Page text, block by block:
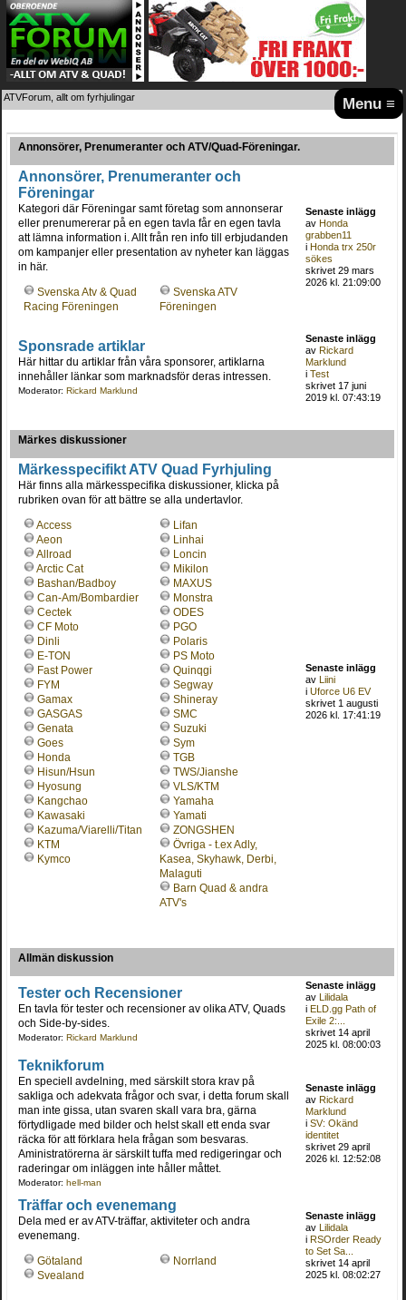
Menu ≡
ATVForum, allt om fyrhjulingar
Annonsörer, Prenumeranter och ATV/Quad-Föreningar.
Annonsörer, Prenumeranter och
Föreningar
Kategori där Föreningar samt företag som annonserar
eller prenumererar på en egen tavla får en egen tavla
att lämna information i. Allt från ren info till erbjudanden
om kampanjer eller presentation av nyheter kan läggas
in här.
Svenska Atv & Quad
Racing Föreningen
Svenska ATV
Föreningen
Senaste inlägg
avHonda
grabben11
iHonda trx 250r
sökes
skrivet 29 mars
2026 kl. 21:09:00
Sponsrade artiklar
Här hittar du artiklar från våra sponsorer, artiklarna
innehåller länkar som marknadsför deras intressen.
Moderator: Rickard Marklund
Senaste inlägg
avRickard
Marklund
iTest
skrivet 17 juni
2019 kl. 07:43:19
Märkes diskussioner
Märkesspecifikt ATV Quad Fyrhjuling
Här finns alla märkesspecifika diskussioner, klicka på
rubriken ovan för att bättre se alla undertavlor.
Access
Aeon
Allroad
Arctic Cat
Bashan/Badboy
Can-Am/Bombardier
Cectek
CF Moto
Dinli
E-TON
Fast Power
FYM
Gamax
GASGAS
Genata
Goes
Honda
Hisun/Hsun
Hyosung
Kangchao
Kawasaki
Kazuma/Viarelli/Titan
KTM
Kymco
Lifan
Linhai
Loncin
Mikilon
MAXUS
Monstra
ODES
PGO
Polaris
PS Moto
Quinqgi
Segway
Shineray
SMC
Suzuki
Sym
TGB
TWS/Jianshe
VLS/KTM
Yamaha
Yamati
ZONGSHEN
Övriga - t.ex Adly,
Kasea, Skyhawk, Derbi,
Malaguti
Barn Quad & andra
ATV's
Senaste inlägg
avLiini
iUforce U6 EV
skrivet 1 augusti
2026 kl. 17:41:19
Allmän diskussion
Tester och Recensioner
En tavla för tester och recensioner av olika ATV, Quads
och Side-by-sides.
Moderator: Rickard Marklund
Senaste inlägg
avLilidala
iELD.gg Path of
Exile 2:...
skrivet 14 april
2025 kl. 08:00:03
Teknikforum
En speciell avdelning, med särskilt stora krav på
sakliga och adekvata frågor och svar, i detta forum skall
man inte gissa, utan svaren skall vara bra, gärna
förtydligade med bilder och helst skall ett enda svar
räcka för att förklara hela frågan som besvaras.
Aministratörerna är särskilt tuffa med redigeringar och
raderingar om inläggen inte håller måttet.
Moderator: hell-man
Senaste inlägg
avRickard
Marklund
iSV: Okänd
identitet
skrivet 29 april
2026 kl. 12:52:08
Träffar och evenemang
Dela med er av ATV-träffar, aktiviteter och andra
evenemang.
Götaland
Svealand
Norrland
Senaste inlägg
avLilidala
iRSOrder Ready
to Set Sa...
skrivet 14 april
2025 kl. 08:02:27